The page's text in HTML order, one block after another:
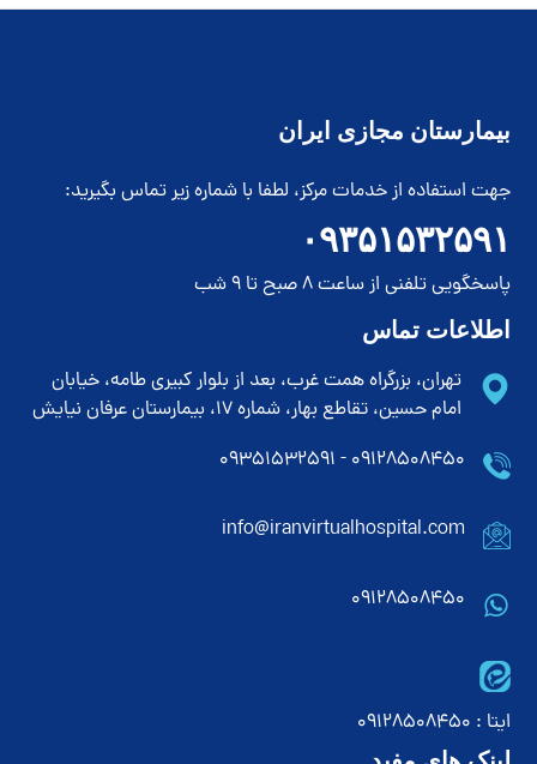
بیمارستان مجازی ایران
جهت استفاده از خدمات مرکز، لطفا با شماره زیر تماس بگیرید:
۰۹۳۵۱۵۳۲۵۹۱
پاسخگویی تلفنی از ساعت 8 صبح تا 9 شب
اطلاعات تماس
تهران، بزرگراه همت غرب، بعد از بلوار کبیری طامه، خیابان
امام حسین، تقاطع بهار، شماره 17، بیمارستان عرفان نیایش
۰۹۱۲۸۵۰۸۴۵۰ - ۰۹۳۵۱۵۳۲۵۹۱
info@iranvirtualhospital.com
09128508450
ایتا : 09128508450